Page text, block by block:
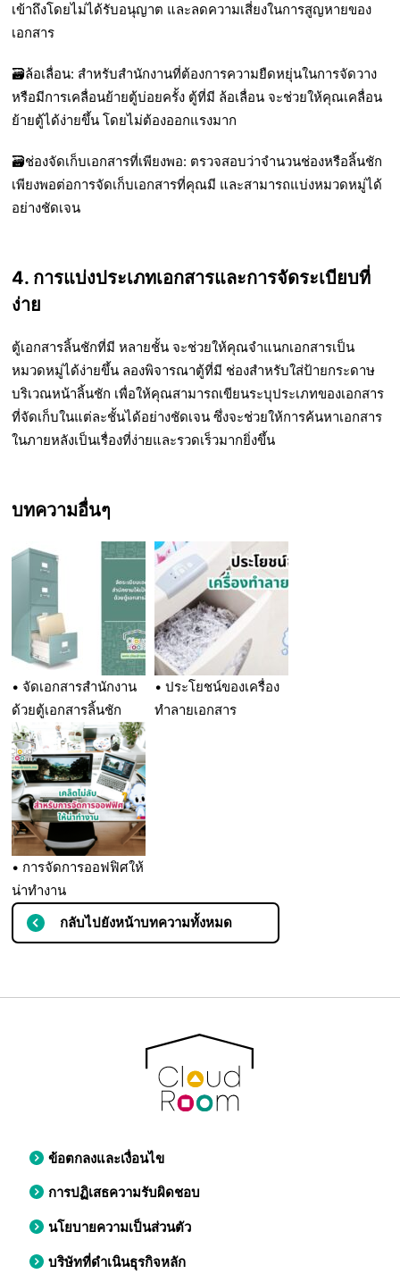
เข้าถึงโดยไม่ได้รับอนุญาต และลดความเสี่ยงในการสูญหายของ
เอกสาร
🗃️ล้อเลื่อน: สำหรับสำนักงานที่ต้องการความยืดหยุ่นในการจัดวาง
หรือมีการเคลื่อนย้ายตู้บ่อยครั้ง ตู้ที่มี ล้อเลื่อน จะช่วยให้คุณเคลื่อน
ย้ายตู้ได้ง่ายขึ้น โดยไม่ต้องออกแรงมาก
🗃️ช่องจัดเก็บเอกสารที่เพียงพอ: ตรวจสอบว่าจำนวนช่องหรือลิ้นชัก
เพียงพอต่อการจัดเก็บเอกสารที่คุณมี และสามารถแบ่งหมวดหมู่ได้
อย่างชัดเจน
4. การแบ่งประเภทเอกสารและการจัดระเบียบที่
ง่าย
ตู้เอกสารลิ้นชักที่มีหลายชั้น จะช่วยให้คุณจำแนกเอกสารเป็น
หมวดหมู่ได้ง่ายขึ้น ลองพิจารณาตู้ที่มี ช่องสำหรับใส่ป้ายกระดาษ
บริเวณหน้าลิ้นชัก เพื่อให้คุณสามารถเขียนระบุประเภทของเอกสาร
ที่จัดเก็บในแต่ละชั้นได้อย่างชัดเจน ซึ่งจะช่วยให้การค้นหาเอกสาร
ในภายหลังเป็นเรื่องที่ง่ายและรวดเร็วมากยิ่งขึ้น
บทความอื่นๆ
• จัดเอกสารสำนักงาน
ด้วยตู้เอกสารลิ้นชัก
• ประโยชน์ของเครื่อง
ทำลายเอกสาร
• การจัดการออฟฟิศให้
น่าทำงาน
กลับไปยังหน้าบทความทั้งหมด
ข้อตกลงและเงื่อนไข
การปฏิเสธความรับผิดชอบ
นโยบายความเป็นส่วนตัว
บริษัทที่ดำเนินธุรกิจหลัก